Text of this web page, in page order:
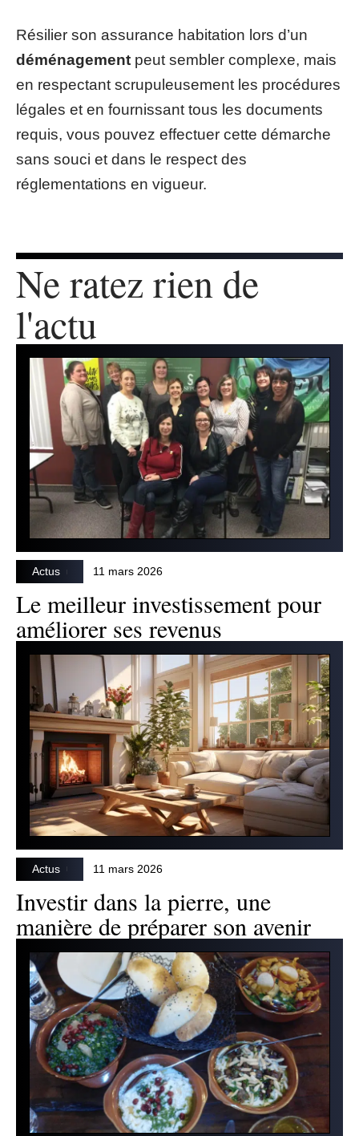
Résilier son assurance habitation lors d’un
déménagement peut sembler complexe, mais
en respectant scrupuleusement les procédures
légales et en fournissant tous les documents
requis, vous pouvez effectuer cette démarche
sans souci et dans le respect des
réglementations en vigueur.
Ne ratez rien de
l'actu
Actus 11 mars 2026
Le meilleur investissement pour
améliorer ses revenus
Actus 11 mars 2026
Investir dans la pierre, une
manière de préparer son avenir